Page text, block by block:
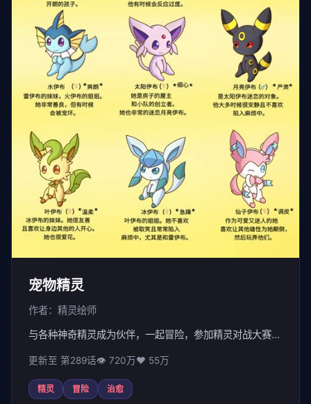
宠物精灵
作者：精灵绘师
与各种神奇精灵成为伙伴，一起冒险，参加精灵对战大赛...
更新至 第289话👁 720万❤️ 55万
精灵 冒险 治愈